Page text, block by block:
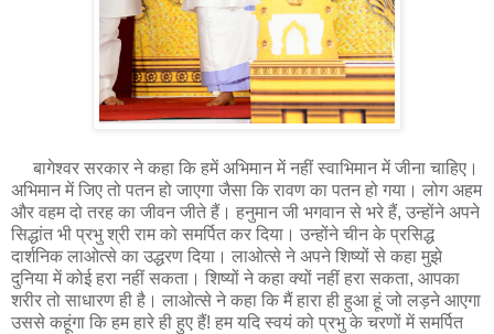
बागेश्वर सरकार ने कहा कि हमें अभिमान में नहीं स्वाभिमान में जीना चाहिए।
अभिमान में जिए तो पतन हो जाएगा जैसा कि रावण का पतन हो गया। लोग अहम
और वहम दो तरह का जीवन जीते हैं। हनुमान जी भगवान से भरे हैं, उन्होंने अपने
सिद्धांत भी प्रभु श्री राम को समर्पित कर दिया। उन्होंने चीन के प्रसिद्ध
दार्शनिक लाओत्से का उद्धरण दिया। लाओत्से ने अपने शिष्यों से कहा मुझे
दुनिया में कोई हरा नहीं सकता। शिष्यों ने कहा क्यों नहीं हरा सकता, आपका
शरीर तो साधारण ही है। लाओत्से ने कहा कि मैं हारा ही हुआ हूं जो लड़ने आएगा
उससे कहूंगा कि हम हारे ही हुए हैं! हम यदि स्वयं को प्रभु के चरणों में समर्पित